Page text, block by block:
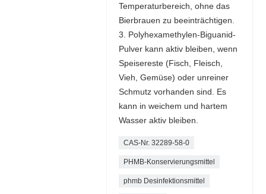
Temperaturbereich, ohne das
Bierbrauen zu beeinträchtigen.
3. Polyhexamethylen-Biguanid-
Pulver kann aktiv bleiben, wenn
Speisereste (Fisch, Fleisch,
Vieh, Gemüse) oder unreiner
Schmutz vorhanden sind. Es
kann in weichem und hartem
Wasser aktiv bleiben.
CAS-Nr. 32289-58-0
PHMB-Konservierungsmittel
phmb Desinfektionsmittel